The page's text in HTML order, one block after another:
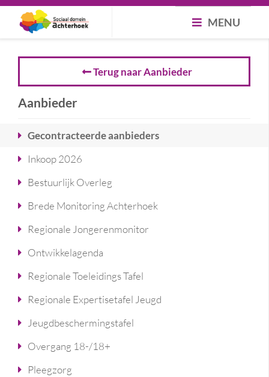
MENU
Terug naar Aanbieder
Aanbieder
Gecontracteerde aanbieders
Inkoop 2026
Bestuurlijk Overleg
Brede Monitoring Achterhoek
Regionale Jongerenmonitor
Ontwikkelagenda
Regionale Toeleidings Tafel
Regionale Expertisetafel Jeugd
Jeugdbeschermingstafel
Overgang 18-/18+
Pleegzorg